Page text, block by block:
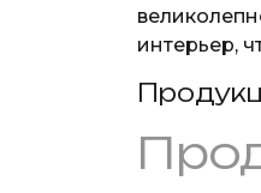
интерьер,